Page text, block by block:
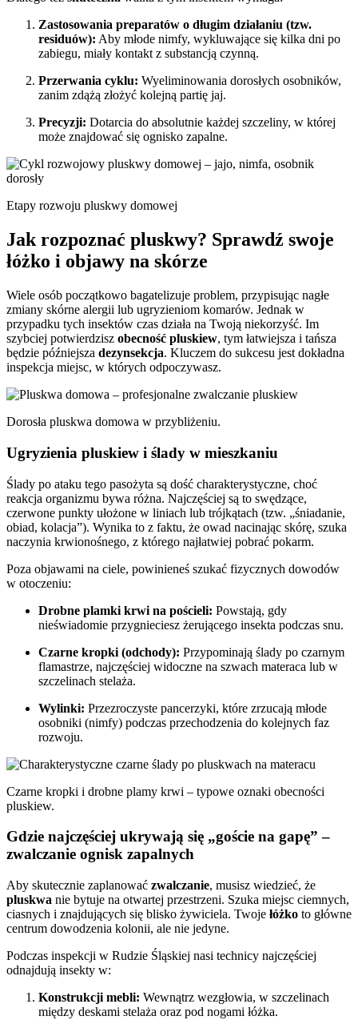
Zastosowania preparatów o długim działaniu (tzw.
residuów): Aby młode nimfy, wykluwające się kilka dni po
zabiegu, miały kontakt z substancją czynną.
Przerwania cyklu: Wyeliminowania dorosłych osobników,
zanim zdążą złożyć kolejną partię jaj.
Precyzji: Dotarcia do absolutnie każdej szczeliny, w której
może znajdować się ognisko zapalne.
Etapy rozwoju pluskwy domowej
Jak rozpoznać pluskwy? Sprawdź swoje
łóżko i objawy na skórze
Wiele osób początkowo bagatelizuje problem, przypisując nagłe
zmiany skórne alergii lub ugryzieniom komarów. Jednak w
przypadku tych insektów czas działa na Twoją niekorzyść. Im
szybciej potwierdzisz obecność pluskiew, tym łatwiejsza i tańsza
będzie późniejsza dezynsekcja. Kluczem do sukcesu jest dokładna
inspekcja miejsc, w których odpoczywasz.
Dorosła pluskwa domowa w przybliżeniu.
Ugryzienia pluskiew i ślady w mieszkaniu
Ślady po ataku tego pasożyta są dość charakterystyczne, choć
reakcja organizmu bywa różna. Najczęściej są to swędzące,
czerwone punkty ułożone w liniach lub trójkątach (tzw. „śniadanie,
obiad, kolacja”). Wynika to z faktu, że owad nacinając skórę, szuka
naczynia krwionośnego, z którego najłatwiej pobrać pokarm.
Poza objawami na ciele, powinieneś szukać fizycznych dowodów
w otoczeniu:
Drobne plamki krwi na pościeli: Powstają, gdy
nieświadomie przygnieciesz żerującego insekta podczas snu.
Czarne kropki (odchody): Przypominają ślady po czarnym
flamastrze, najczęściej widoczne na szwach materaca lub w
szczelinach stelaża.
Wylinki: Przezroczyste pancerzyki, które zrzucają młode
osobniki (nimfy) podczas przechodzenia do kolejnych faz
rozwoju.
Czarne kropki i drobne plamy krwi – typowe oznaki obecności
pluskiew.
Gdzie najczęściej ukrywają się „goście na gapę” –
zwalczanie ognisk zapalnych
Aby skutecznie zaplanować zwalczanie, musisz wiedzieć, że
pluskwa nie bytuje na otwartej przestrzeni. Szuka miejsc ciemnych,
ciasnych i znajdujących się blisko żywiciela. Twoje łóżko to główne
centrum dowodzenia kolonii, ale nie jedyne.
Podczas inspekcji w Rudzie Śląskiej nasi technicy najczęściej
odnajdują insekty w:
Konstrukcji mebli: Wewnątrz wezgłowia, w szczelinach
między deskami stelaża oraz pod nogami łóżka.